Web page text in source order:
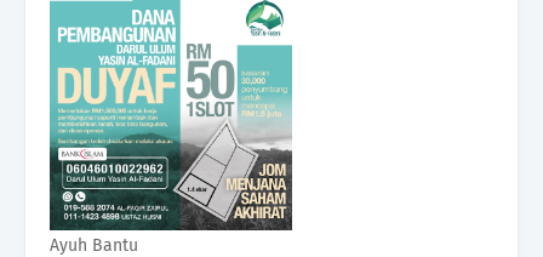
Ayuh Bantu